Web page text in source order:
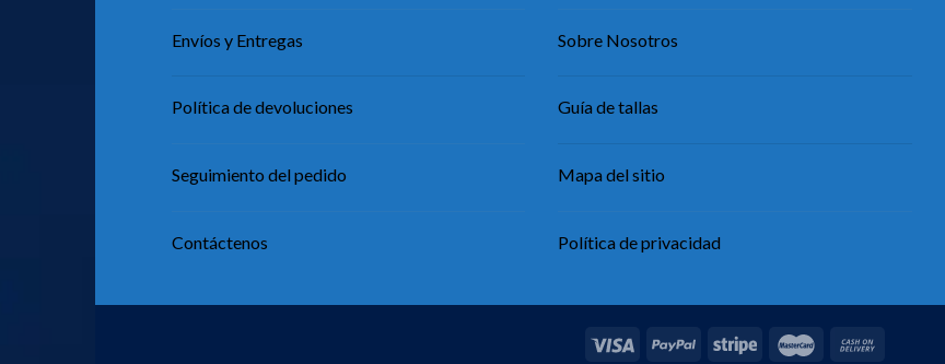
Envíos y Entregas
Política de devoluciones
Seguimiento del pedido
Contáctenos
Sobre Nosotros
Guía de tallas
Mapa del sitio
Política de privacidad